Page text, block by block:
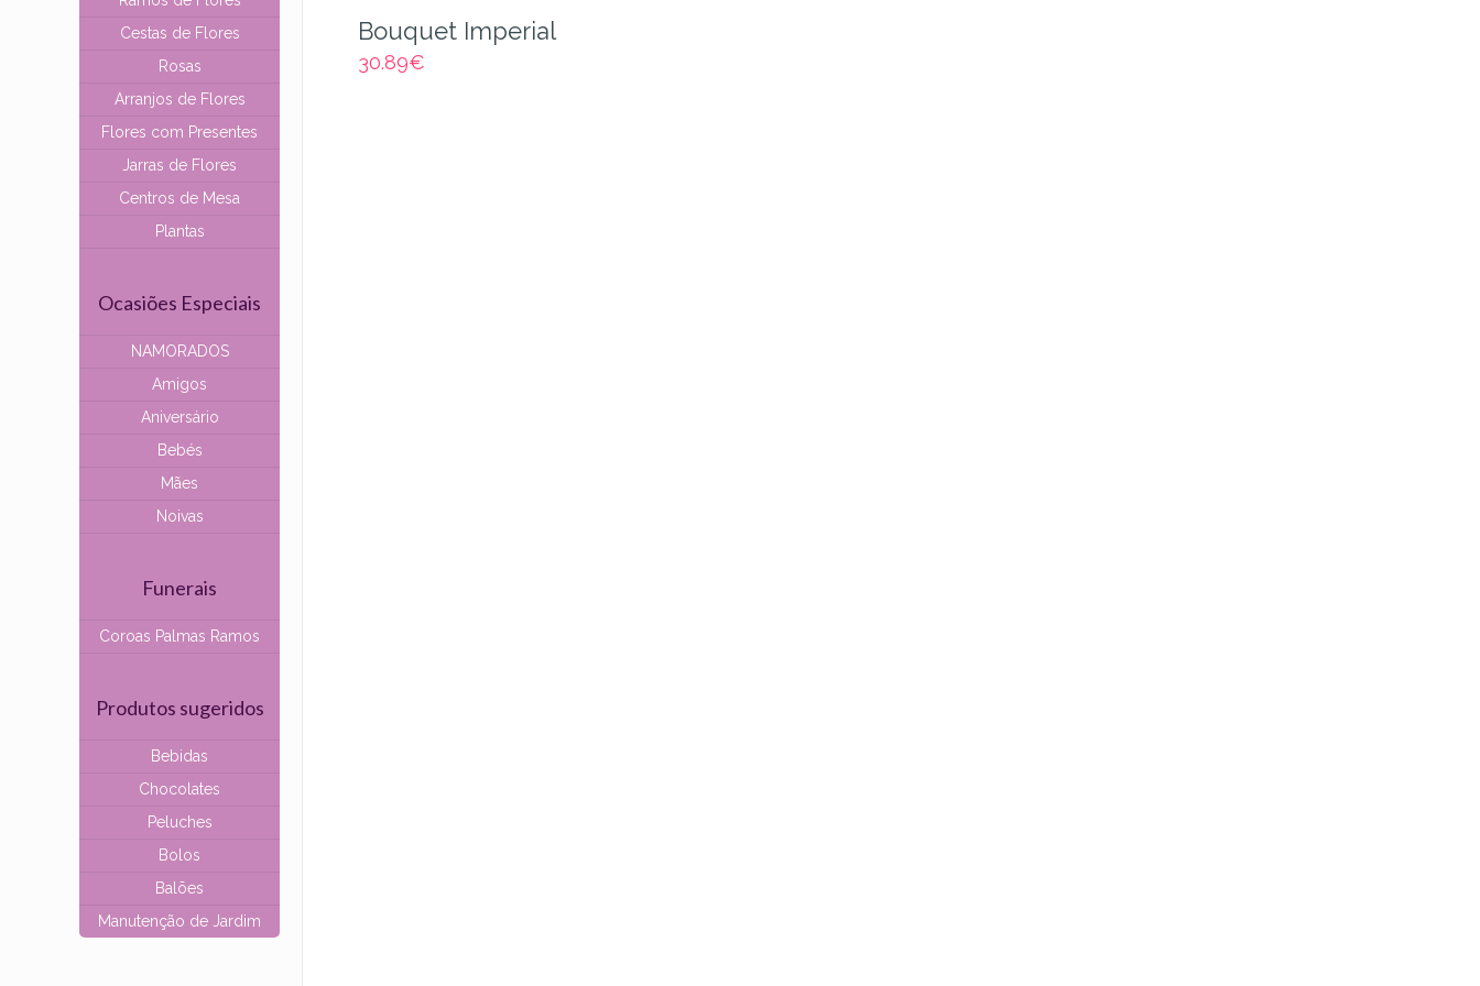
Bouquet Imperial
30.89€
Cestas de Flores
Rosas
Arranjos de Flores
Flores com Presentes
Jarras de Flores
Centros de Mesa
Plantas
Ocasiões Especiais
NAMORADOS
Amigos
Aniversário
Bebés
Mães
Noivas
Funerais
Coroas Palmas Ramos
Produtos sugeridos
Bebidas
Chocolates
Peluches
Bolos
Balões
Manutenção de Jardim